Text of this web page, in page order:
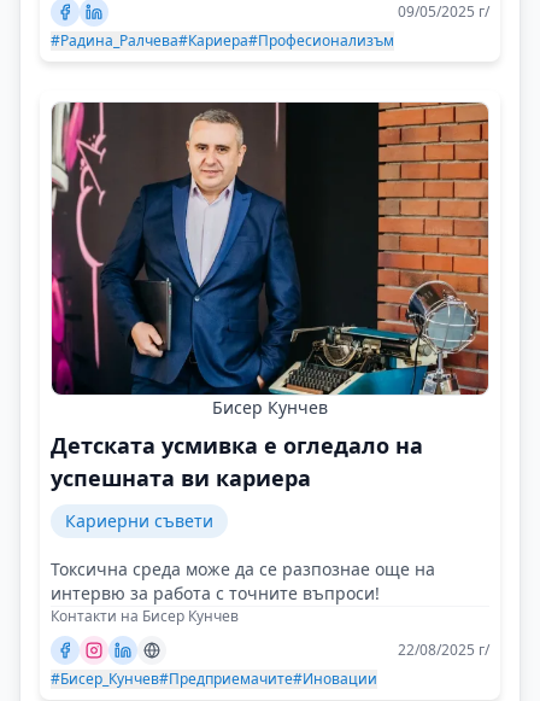
09/05/2025 г/
#Радина_Ралчева#Кариера#Професионализъм
Бисер Кунчев
Детската усмивка е огледало на
успешната ви кариера
Кариерни съвети
Токсична среда може да се разпознае още на
интервю за работа с точните въпроси!
Контакти на Бисер Кунчев
22/08/2025 г/
#Бисер_Кунчев#Предприемачите#Иновации